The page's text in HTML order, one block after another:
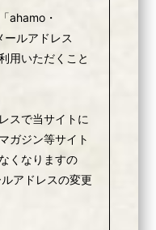
ahamo・
ールアドレス
用いただくこと
スで当サイトに
ガジン等サイト
くなりますの
アドレスの変更